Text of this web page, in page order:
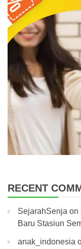
RECENT
SejarahSenja on
Baru Stasiun
anak_indonesia